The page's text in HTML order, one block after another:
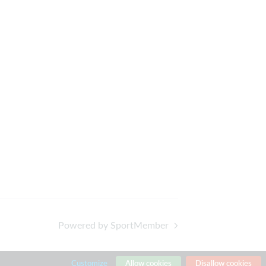
Powered by SportMember
Disallow cookies
Allow cookies
Customize